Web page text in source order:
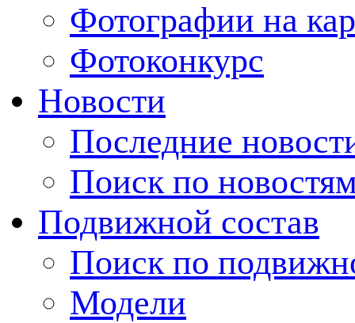
Фотографии на
Фотоконкурс
Новости
Последние
Поиск по
Подвижной состав
Поиск по
Модели